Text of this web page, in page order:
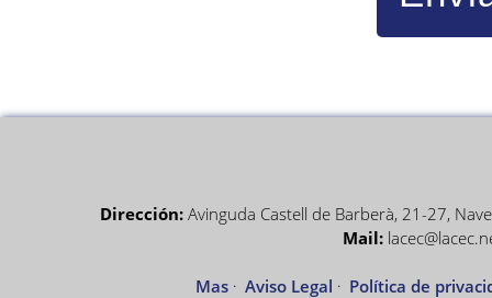
Dirección: Avinguda Castell de Barberà, 21-27,
Mail:
Mas· Aviso Legal · Política de